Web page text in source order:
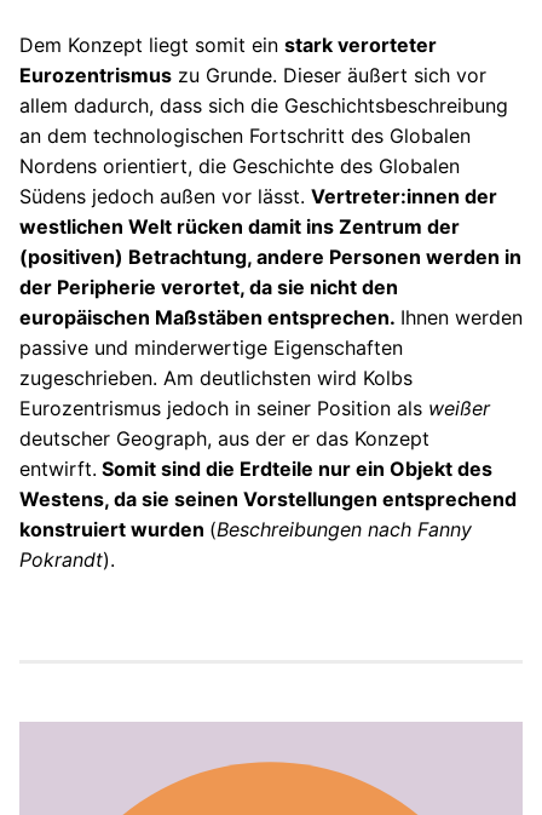
Dem Konzept liegt somit ein stark verorteter
Eurozentrismus zu Grunde. Dieser äußert sich vor
allem dadurch, dass sich die Geschichtsbeschreibung
an dem technologischen Fortschritt des Globalen
Nordens orientiert, die Geschichte des Globalen
Südens jedoch außen vor lässt. Vertreter:innen der
westlichen Welt rücken damit ins Zentrum der
(positiven) Betrachtung, andere Personen werden in
der Peripherie verortet, da sie nicht den
europäischen Maßstäben entsprechen. Ihnen werden
passive und minderwertige Eigenschaften
zugeschrieben. Am deutlichsten wird Kolbs
Eurozentrismus jedoch in seiner Position als weißer
deutscher Geograph, aus der er das Konzept
entwirft. Somit sind die Erdteile nur ein Objekt des
Westens, da sie seinen Vorstellungen entsprechend
konstruiert wurden (Beschreibungen nach Fanny
Pokrandt).